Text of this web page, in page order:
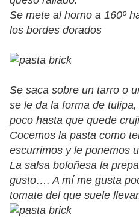
Se mete al horno a 160º
los bordes dorados
Se saca sobre un tarro o
se le da la forma de
poco hasta que quede
Cocemos la pasta como
escurrimos y le ponemos
La salsa boloñesa la
gusto…. A mí me gusta
tomate del que suele